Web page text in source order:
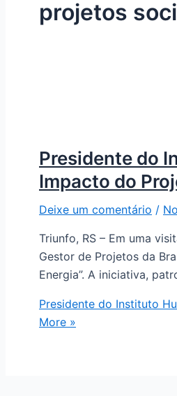
projetos
Presidente do
Impacto do
Deixe um comentário /
Triunfo, RS – Em uma
Gestor de Projetos da
Energia”. A iniciativa,
Presidente do Instituto
More »